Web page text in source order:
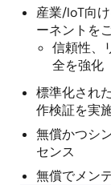
産業/IoT向
ーネントを
信頼性、
全を強化
標準化され
作検証を実
無償かつシ
センス
無償でメン